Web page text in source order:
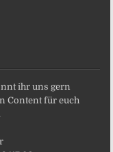
ihr uns gern
Content für euch